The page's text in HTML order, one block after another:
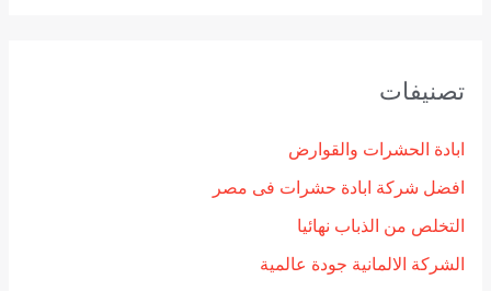
تصنيفات
ابادة الحشرات والقوارض
افضل شركة ابادة حشرات فى مصر
التخلص من الذباب نهائيا
الشركة الالمانية جودة عالمية